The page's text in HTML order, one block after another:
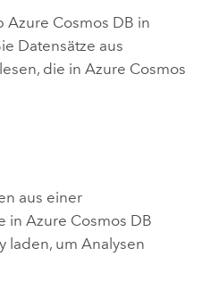
Azure Cosmos DB in
Datensätze aus
die in Azure Cosmos
aus einer
in Azure Cosmos DB
laden, um Analysen